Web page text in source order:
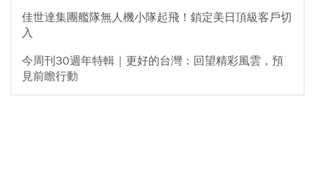
佳世達集團艦隊無人機小隊起飛！鎖定美日頂級客戶切
入
今周刊30週年特輯｜更好的台灣：回望精彩風雲，預
見前瞻行動